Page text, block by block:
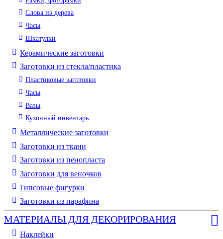
Слова из дерева
Часы
Шкатулки
Керамические заготовки
Заготовки из стекла/пластика
Пластиковые заготовки
Часы
Вазы
Кухонный инвентарь
Металлические заготовки
Заготовки из ткани
Заготовки из пенопласта
Заготовки для веночков
Гипсовые фигурки
Заготовки из парафина
МАТЕРИАЛЫ ДЛЯ ДЕКОРИРОВАНИЯ
Наклейки